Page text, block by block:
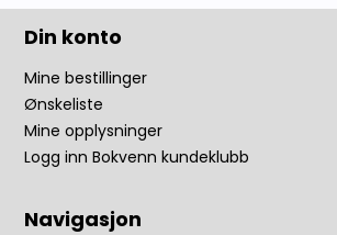
Din konto
Mine bestillinger
Ønskeliste
Mine opplysninger
Logg inn Bokvenn kundeklubb
Navigasjon